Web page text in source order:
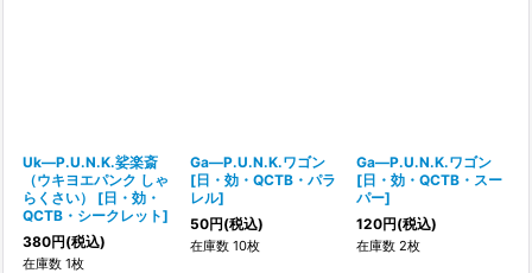
Uk―P.U.N.K.娑楽斎
（ウキヨエパンク しゃ
らくさい）
[日・効・
QCTB・シークレット]
380円(税込)
在庫数 1枚
Ga―P.U.N.K.ワゴン
[日・効・QCTB・パラ
レル]
50円(税込)
在庫数 10枚
Ga―P.U.N.K.ワゴン
[日・効・QCTB・スー
パー]
120円(税込)
在庫数 2枚